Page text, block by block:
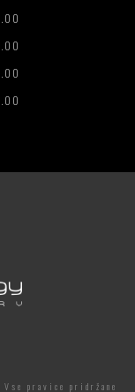
pravice pridržane